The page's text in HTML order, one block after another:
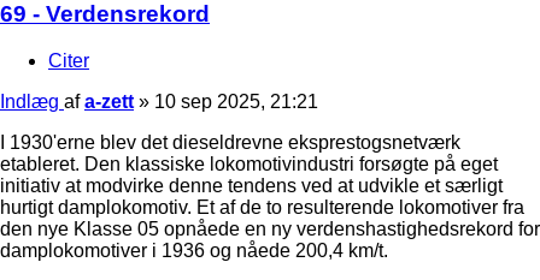
69 - Verdensrekord
Citer
Indlæg afa-zett » 10 sep 2025, 21:21
I 1930'erne blev det dieseldrevne eksprestogsnetværk
etableret. Den klassiske lokomotivindustri forsøgte på eget
initiativ at modvirke denne tendens ved at udvikle et særligt
hurtigt damplokomotiv. Et af de to resulterende lokomotiver fra
den nye Klasse 05 opnåede en ny verdenshastighedsrekord for
damplokomotiver i 1936 og nåede 200,4 km/t.